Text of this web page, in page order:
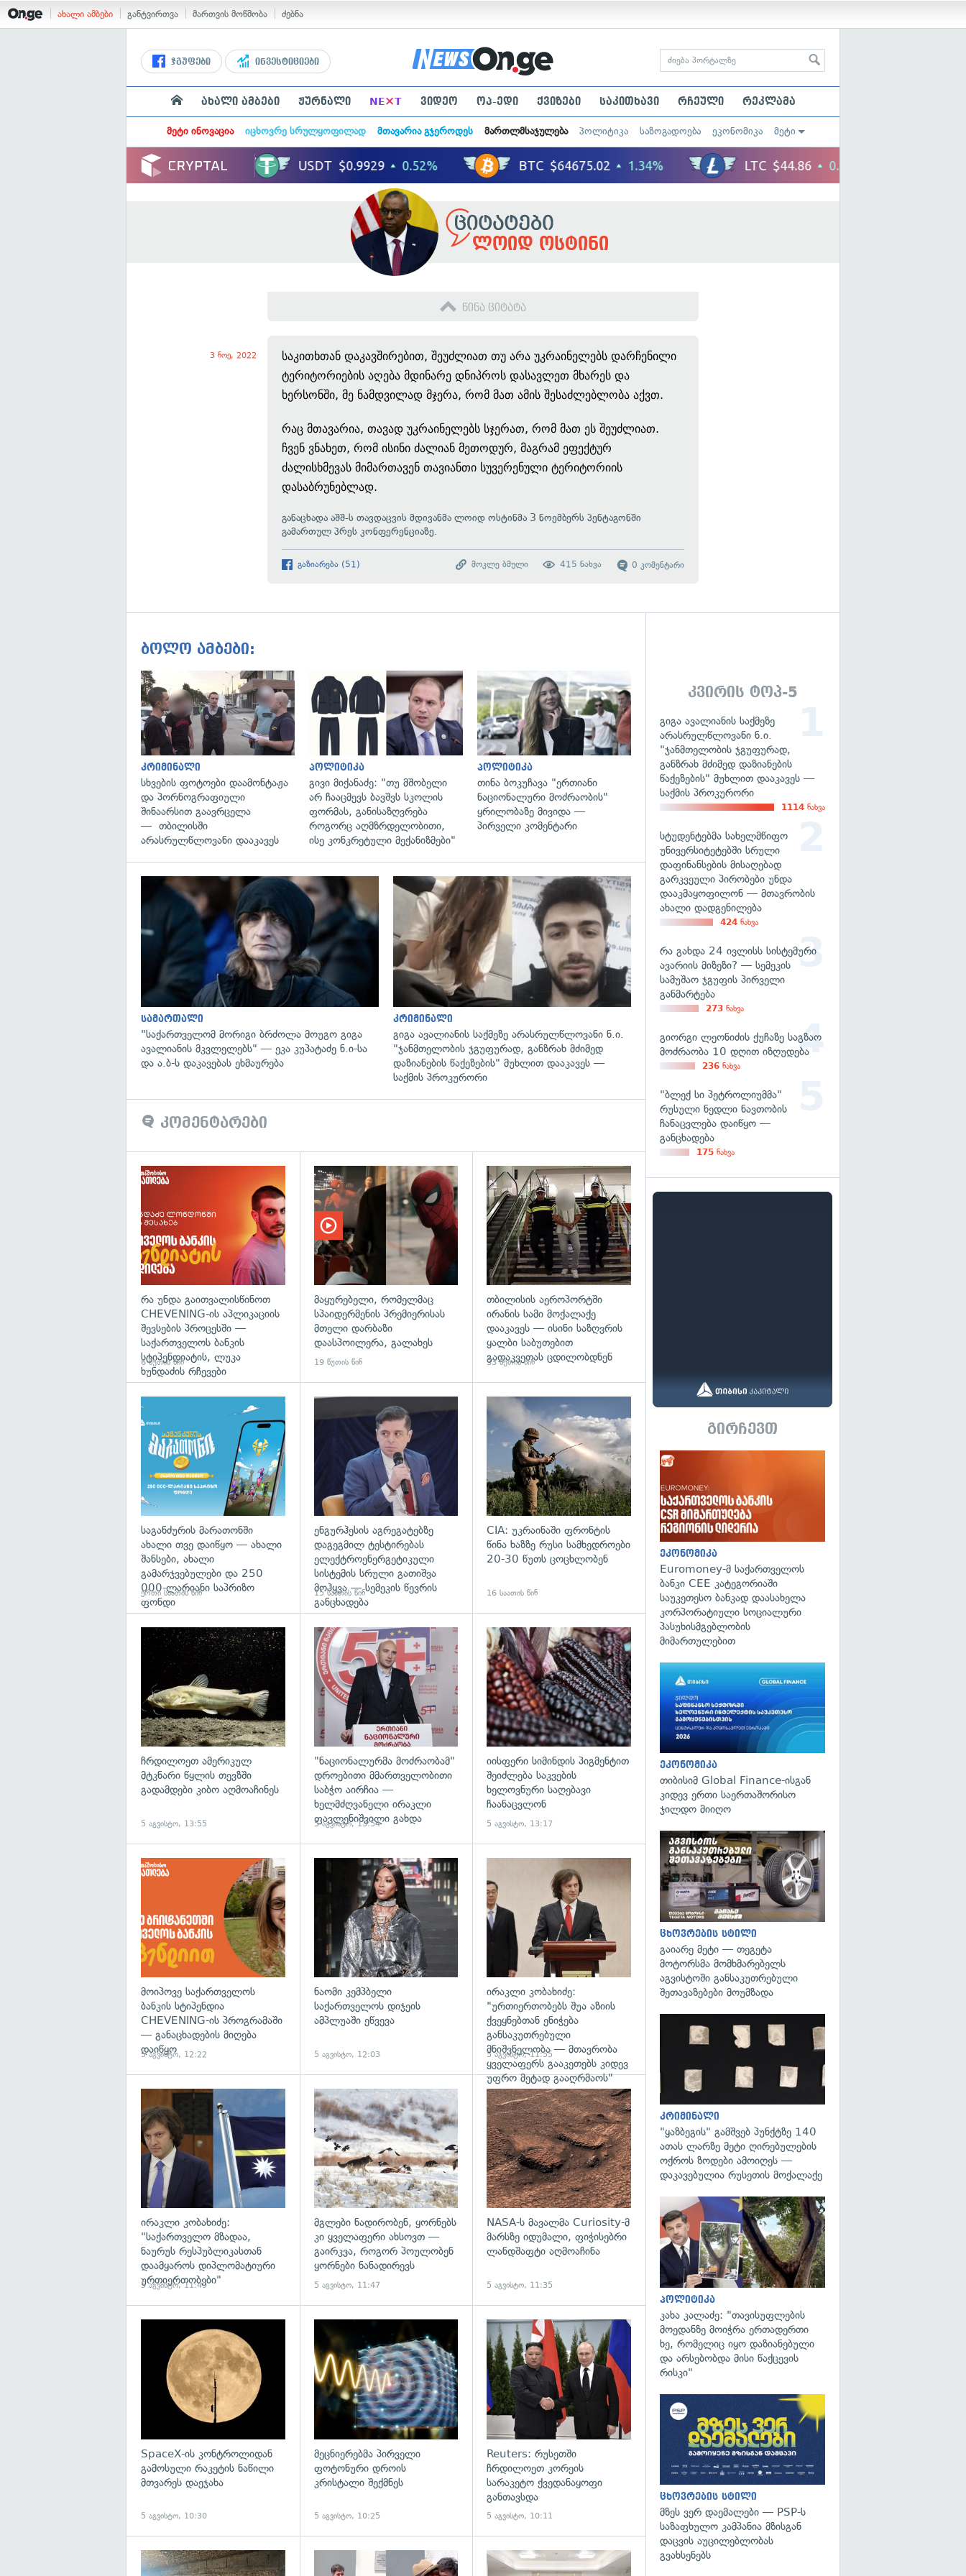
ახალი ამბები განტვირთვა მართვის მოწმობა ძებნა
ჯგუფები ინვესტიციები
ახალი ამბები ჟურნალი NE×T ვიდეო ოპ-ედი ქვიზები საკითხავი რჩეული რეკლამა
მეტი ინოვაცია იცხოვრე სრულყოფილად მთავარია გჯეროდეს მართლმსაჯულება პოლიტიკა საზოგადოება ეკონომიკა მეტი
ლოიდ ოსტინი
წინა ციტატა
3 ნოე, 2022
საკითხთან დაკავშირებით, შეუძლიათ თუ არა უკრაინელებს დარჩენილი
ტერიტორიების აღება მდინარე დნიპროს დასავლეთ მხარეს და
ხერსონში, მე ნამდვილად მჯერა, რომ მათ ამის შესაძლებლობა აქვთ.
რაც მთავარია, თავად უკრაინელებს სჯერათ, რომ მათ ეს შეუძლიათ.
ჩვენ ვნახეთ, რომ ისინი ძალიან მეთოდურ, მაგრამ ეფექტურ
ძალისხმევას მიმართავენ თავიანთი სუვერენული ტერიტორიის
დასაბრუნებლად.
განაცხადა აშშ-ს თავდაცვის მდივანმა ლოიდ ოსტინმა 3 ნოემბერს პენტაგონში
გამართულ პრეს კონფერენციაზე.
გაზიარება (51) 0 კომენტარი
415 ნახვა
მოკლე ბმული
ბოლო ამბები:
გადახედვა
კრიმინალი
სხვების ფოტოები დაამონტაჟა
და პორნოგრაფიული
შინაარსით გაავრცელა
— თბილისში
არასრულწლოვანი დააკავეს
გადახედვა
პოლიტიკა
გივი მიქანაძე: "თუ მშობელი
არ ჩააცმევს ბავშვს სკოლის
ფორმას, განისაზღვრება
როგორც აღმზრდელობითი,
ისე კონკრეტული მექანიზმები"
გადახედვა
პოლიტიკა
თინა ბოკუჩავა "ერთიანი
ნაციონალური მოძრაობის"
ყრილობაზე მივიდა —
პირველი კომენტარი
გადახედვა
სამართალი
"საქართველომ მორიგი ბრძოლა მოუგო გიგა
ავალიანის მკვლელებს" — ეკა კუპატაძე ნ.ი-სა
და ა.ბ-ს დაკავებას ეხმაურება
გადახედვა
კრიმინალი
გიგა ავალიანის საქმეზე არასრულწლოვანი ნ.ი.
"ჯანმთელობის ჯგუფურად, განზრახ მძიმედ
დაზიანების წაქეზების" მუხლით დააკავეს —
საქმის პროკურორი
კომენტარები
რა უნდა გაითვალისწინოთ
CHEVENING-ის აპლიკაციის
შევსების პროცესში —
საქართველოს ბანკის
სტიპენდიატის, ლუკა
ხუნდაძის რჩევები
6 წუთის წინ
მაყურებელი, რომელმაც
სპაიდერმენის პრემიერისას
მთელი დარბაზი
დაასპოილერა, გალახეს
19 წუთის წინ
თბილისის აეროპორტში
ირანის სამი მოქალაქე
დააკავეს — ისინი საზღვრის
ყალბი საბუთებით
გადაკვეთას ცდილობდნენ
33 წუთის წინ
საგანძურის მარათონში
ახალი თვე დაიწყო — ახალი
შანსები, ახალი
გამარჯვებულები და 250
000-ლარიანი საპრიზო
ფონდი
ერთი საათის წინ
გადახედვა
ენგურჰესის აგრეგატებზე
დაგეგმილ ტესტირებას
ელექტროენერგეტიკული
სისტემის სრული გათიშვა
მოჰყვა — სემეკის წევრის
განცხადება
15 საათის წინ
CIA: უკრაინაში ფრონტის
წინა ხაზზე რუსი სამხედროები
20-30 წუთს ცოცხლობენ
16 საათის წინ
გადახედვა
ჩრდილოეთ ამერიკულ
მტკნარი წყლის თევზში
გადამდები კიბო აღმოაჩინეს
5 აგვისტო, 13:55
გადახედვა
"ნაციონალურმა მოძრაობამ"
დროებითი მმართველობითი
საბჭო აირჩია —
ხელმძღვანელი ირაკლი
ფავლენიშვილი გახდა
5 აგვისტო, 13:54
გადახედვა
იისფერი სიმინდის პიგმენტით
შეიძლება საკვების
ხელოვნური საღებავი
ჩაანაცვლონ
5 აგვისტო, 13:17
მოიპოვე საქართველოს
ბანკის სტიპენდია
CHEVENING-ის პროგრამაში
— განაცხადების მიღება
დაიწყო
5 აგვისტო, 12:22
ნაომი კემპბელი
საქართველოს დიჯეის
ამპლუაში ეწვევა
5 აგვისტო, 12:03
გადახედვა
ირაკლი კობახიძე:
"ურთიერთობებს შუა აზიის
ქვეყნებთან ენიჭება
განსაკუთრებული
მნიშვნელობა — მთავრობა
ყველაფერს გააკეთებს კიდევ
უფრო მეტად გააღრმაოს"
5 აგვისტო, 11:55
გადახედვა
ირაკლი კობახიძე:
"საქართველო მზადაა,
ნაურუს რესპუბლიკასთან
დაამყაროს დიპლომატიური
ურთიერთობები"
5 აგვისტო, 11:49
გადახედვა
მგლები ნადირობენ, ყორნებს
კი ყველაფერი ახსოვთ —
გაირკვა, როგორ პოულობენ
ყორნები ნანადირევს
5 აგვისტო, 11:47
გადახედვა
NASA-ს მავალმა Curiosity-მ
მარსზე იდუმალი, ფიჭისებრი
ლანდშაფტი აღმოაჩინა
5 აგვისტო, 11:35
გადახედვა
SpaceX-ის კონტროლიდან
გამოსული რაკეტის ნაწილი
მთვარეს დაეჯახა
5 აგვისტო, 10:30
გადახედვა
მეცნიერებმა პირველი
ფოტონური დროის
კრისტალი შექმნეს
5 აგვისტო, 10:25
გადახედვა
Reuters: რუსეთში
ჩრდილოეთ კორეის
სარაკეტო ქვედანაყოფი
განთავსდა
5 აგვისტო, 10:11
გადახედვა გადახედვა
კვირის ტოპ-5
გიგა ავალიანის საქმეზე
არასრულწლოვანი ნ.ი.
"ჯანმთელობის ჯგუფურად,
განზრახ მძიმედ დაზიანების
წაქეზების" მუხლით დააკავეს —
საქმის პროკურორი
1114 ნახვა
სტუდენტებმა სახელმწიფო
უნივერსიტეტებში სრული
დაფინანსების მისაღებად
გარკვეული პირობები უნდა
დააკმაყოფილონ — მთავრობის
ახალი დადგენილება
424 ნახვა
რა გახდა 24 ივლისს სისტემური
ავარიის მიზეზი? — სემეკის
სამუშაო ჯგუფის პირველი
განმარტება
273 ნახვა
გიორგი ლეონიძის ქუჩაზე საგზაო
მოძრაობა 10 დღით იზღუდება
236 ნახვა
"ბლექ სი პეტროლიუმმა"
რუსული ნედლი ნავთობის
ჩანაცვლება დაიწყო —
განცხადება
175 ნახვა
გირჩევთ
ეკონომიკა
Euromoney-მ საქართველოს
ბანკი CEE კატეგორიაში
საუკეთესო ბანკად დაასახელა
კორპორატიული სოციალური
პასუხისმგებლობის
მიმართულებით
ეკონომიკა
თიბისიმ Global Finance-ისგან
კიდევ ერთი საერთაშორისო
ჯილდო მიიღო
ცხოვრების სტილი
გაიარე მეტი — თეგეტა
მოტორსმა მომხმარებელს
აგვისტოში განსაკუთრებული
შეთავაზებები მოუმზადა
კრიმინალი
"ყაზბეგის" გამშვებ პუნქტზე 140
ათას ლარზე მეტი ღირებულების
ოქროს ზოდები ამოიღეს —
დაკავებულია რუსეთის მოქალაქე
პოლიტიკა
კახა კალაძე: "თავისუფლების
მოედანზე მოიჭრა ერთადერთი
ხე, რომელიც იყო დაზიანებული
და არსებობდა მისი წაქცევის
რისკი"
ცხოვრების სტილი
მზეს ვერ დაემალები — PSP-ს
საზაფხულო კამპანია მზისგან
დაცვის აუცილებლობას
გვახსენებს